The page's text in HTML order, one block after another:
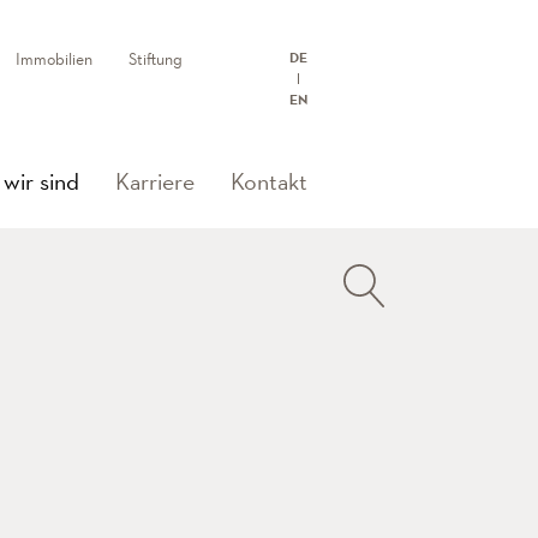
Immobilien Stiftung DE
EN
sind (current)
Karriere Kontakt